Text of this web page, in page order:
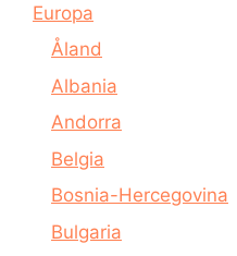
Europa
Åland
Albania
Andorra
Belgia
Bosnia-Hercegovina
Bulgaria